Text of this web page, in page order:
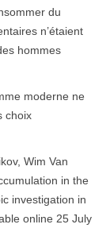
du
n’étaient
hommes
moderne ne
choix
Wim Van
in the
investigation in
online 25 July